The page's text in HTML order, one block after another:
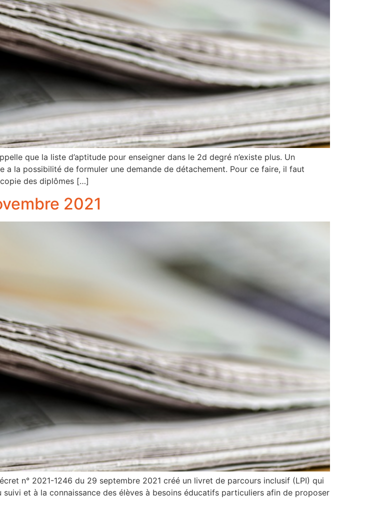
que la liste d’aptitude pour enseigner dans le 2d degré n’existe plus. Un
a la possibilité de formuler une demande de détachement. Pour ce faire, il faut
des diplômes […]
2021
n° 2021-1246 du 29 septembre 2021 créé un livret de parcours inclusif (LPI) qui
et à la connaissance des élèves à besoins éducatifs particuliers afin de proposer